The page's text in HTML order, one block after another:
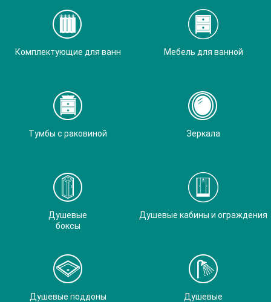
Комплектующие для ванн Мебель для ванной
Тумбы с раковиной Зеркала
Душевые
боксы
Душевые кабины и ограждения
Душевые поддоны
Душевые